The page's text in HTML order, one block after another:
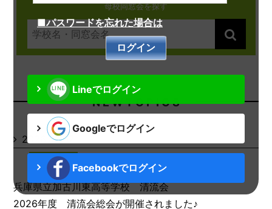
■パスワードを忘れた場合は
Lineでログイン
Googleでログイン
Facebookでログイン
母校同窓会を探す
N E W T O P I C S
2026.08.07
お知らせ
兵庫県立加古川東高等学校 清流会
2026年度 清流会総会が開催されました♪